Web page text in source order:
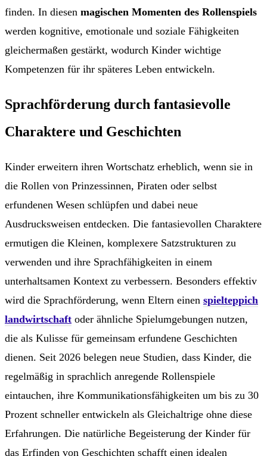
finden. In diesen magischen Momenten des Rollenspiels
werden kognitive, emotionale und soziale Fähigkeiten
gleichermaßen gestärkt, wodurch Kinder wichtige
Kompetenzen für ihr späteres Leben entwickeln.
Sprachförderung durch fantasievolle
Charaktere und Geschichten
Kinder erweitern ihren Wortschatz erheblich, wenn sie in
die Rollen von Prinzessinnen, Piraten oder selbst
erfundenen Wesen schlüpfen und dabei neue
Ausdrucksweisen entdecken. Die fantasievollen Charaktere
ermutigen die Kleinen, komplexere Satzstrukturen zu
verwenden und ihre Sprachfähigkeiten in einem
unterhaltsamen Kontext zu verbessern. Besonders effektiv
wird die Sprachförderung, wenn Eltern einen spielteppich
landwirtschaft oder ähnliche Spielumgebungen nutzen,
die als Kulisse für gemeinsam erfundene Geschichten
dienen. Seit 2026 belegen neue Studien, dass Kinder, die
regelmäßig in sprachlich anregende Rollenspiele
eintauchen, ihre Kommunikationsfähigkeiten um bis zu 30
Prozent schneller entwickeln als Gleichaltrige ohne diese
Erfahrungen. Die natürliche Begeisterung der Kinder für
das Erfinden von Geschichten schafft einen idealen